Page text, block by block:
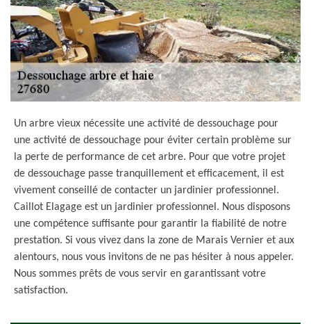
Un arbre vieux nécessite une activité de dessouchage pour
une activité de dessouchage pour éviter certain problème sur
la perte de performance de cet arbre. Pour que votre projet
de dessouchage passe tranquillement et efficacement, il est
vivement conseillé de contacter un jardinier professionnel.
Caillot Elagage est un jardinier professionnel. Nous disposons
une compétence suffisante pour garantir la fiabilité de notre
prestation. Si vous vivez dans la zone de Marais Vernier et aux
alentours, nous vous invitons de ne pas hésiter à nous appeler.
Nous sommes prêts de vous servir en garantissant votre
satisfaction.